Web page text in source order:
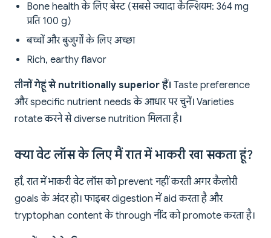
Bone health के लिए बेस्ट (सबसे ज्यादा कैल्शियम: 364 mg
प्रति 100 g)
बच्चों और बुजुर्गों के लिए अच्छा
Rich, earthy flavor
तीनों गेहूं से nutritionally superior हैं। Taste preference
और specific nutrient needs के आधार पर चुनें। Varieties
rotate करने से diverse nutrition मिलता है।
क्या वेट लॉस के लिए मैं रात में भाकरी खा सकता हूं?
हाँ, रात में भाकरी वेट लॉस को prevent नहीं करती अगर कैलोरी
goals के अंदर हो। फाइबर digestion में aid करता है और
tryptophan content के through नींद को promote करता है।